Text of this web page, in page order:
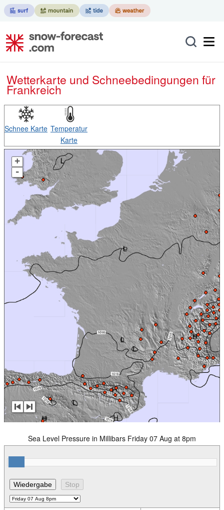
Wetterkarte und Schneebedingungen für
Frankreich
Schnee Karte Temperatur
Karte
+
-
Sea Level Pressure in Millibars Friday 07 Aug at 8pm